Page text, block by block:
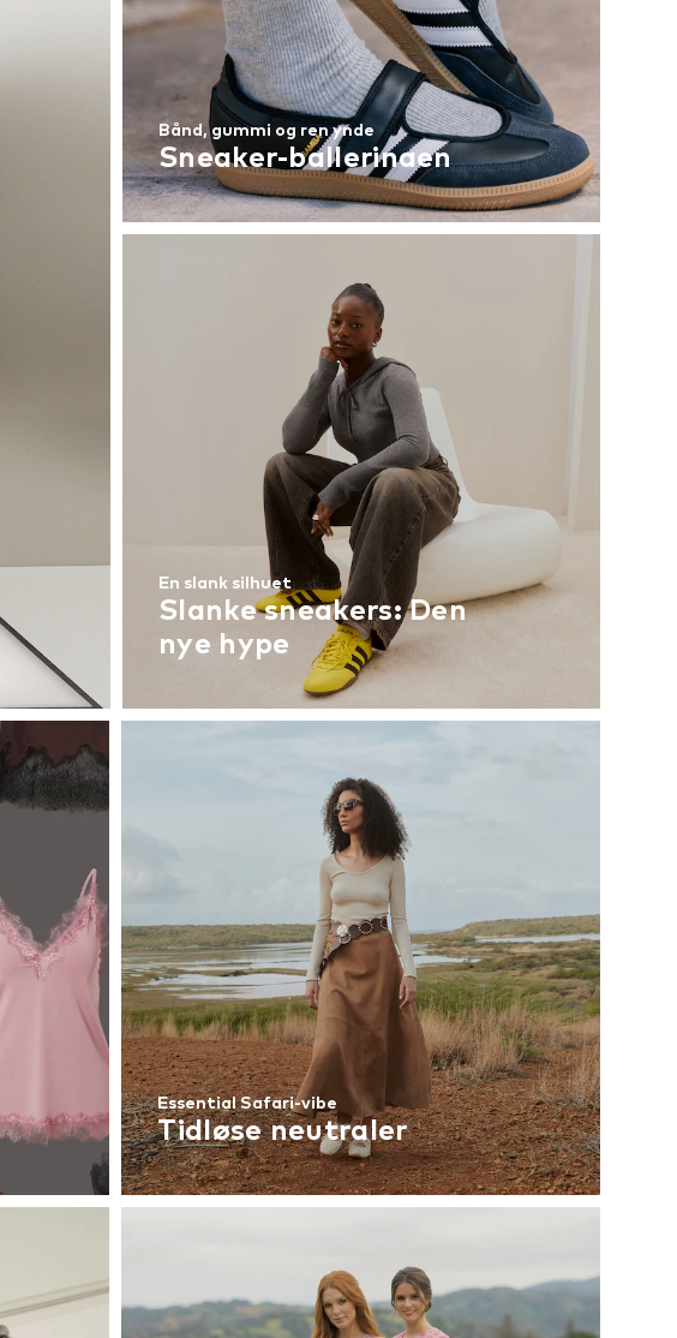
Bånd, gummi og ren ynde
Sneaker-ballerinaen
En slank silhuet
Slanke sneakers: Den
nye hype
Essential Safari-vibe
Tidløse neutraler